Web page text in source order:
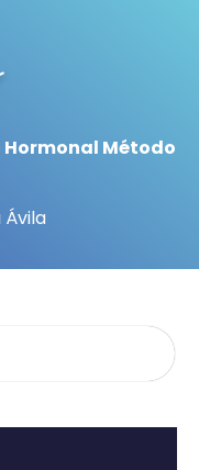
Método
Ávila